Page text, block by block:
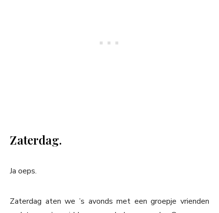
Zaterdag.
Ja oeps.
Zaterdag aten we ’s avonds met een groepje vrienden